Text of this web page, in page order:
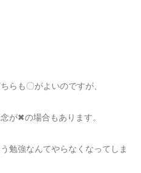
らも〇がよいのですが、
が✖の場合もあります。
勉強なんてやらなくなってしま